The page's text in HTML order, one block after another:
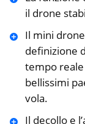
il drone
Il mini
definizione
tempo reale
bellissimi
vola.
Il decollo e